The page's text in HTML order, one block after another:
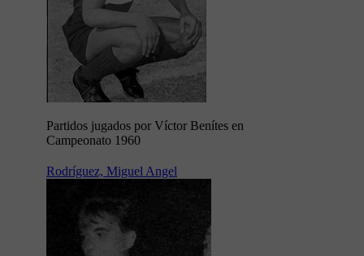
Partidos jugados por Víctor Benítes en
Campeonato 1960
Rodríguez, Miguel Angel